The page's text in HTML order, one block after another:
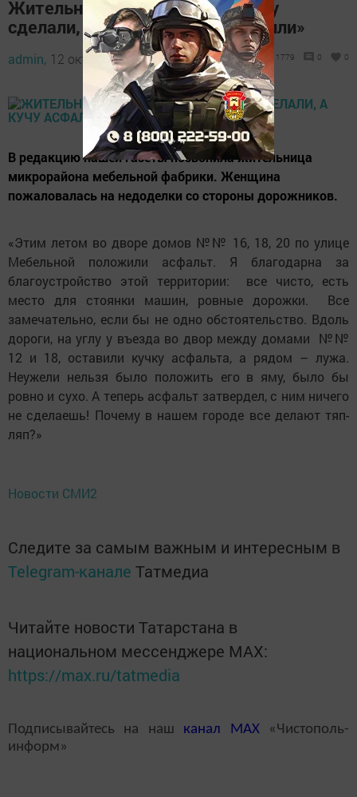
Жительница Чистополя: «Дорогу
сделали, а кучу асфальта оставили»
admin, 12 октября 2018 - 11:31 1779 0 0
В редакцию нашей газеты позвонила жительница
микрорайона мебельной фабрики. Женщина
пожаловалась на недоделки со стороны дорожников.
«Этим летом во дворе домов №№ 16, 18, 20 по улице
Мебельной положили асфальт. Я благодарна за
благоуст­ройство этой территории: все чисто, есть
место для стоянки машин, ровные дорожки. Все
замечательно, если бы не одно обстоятельство. Вдоль
дороги, на углу у въезда во двор между домами №№
12 и 18, оставили кучку асфальта, а рядом – лужа.
Неужели нельзя было положить его в яму, было бы
ровно и сухо. А теперь асфальт затвердел, с ним ничего
не сделаешь! Почему в нашем городе все делают тяп-
ляп?»
Новости СМИ2
Следите за самым важным и интересным в
Telegram-канале Татмедиа
Читайте новости Татарстана в
национальном мессенджере MАХ:
https://max.ru/tatmedia
Подписывайтесь на наш канал MAX«Чистополь-
информ»